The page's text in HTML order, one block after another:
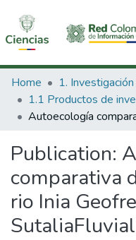
Communities &
All of DSpace
Home
Publication:
comparativa
rio Inia